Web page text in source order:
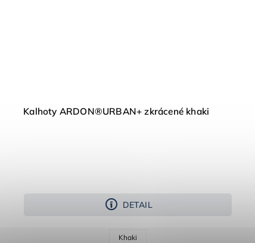
Kalhoty ARDON®URBAN+ zkrácené khaki
DETAIL
Khaki